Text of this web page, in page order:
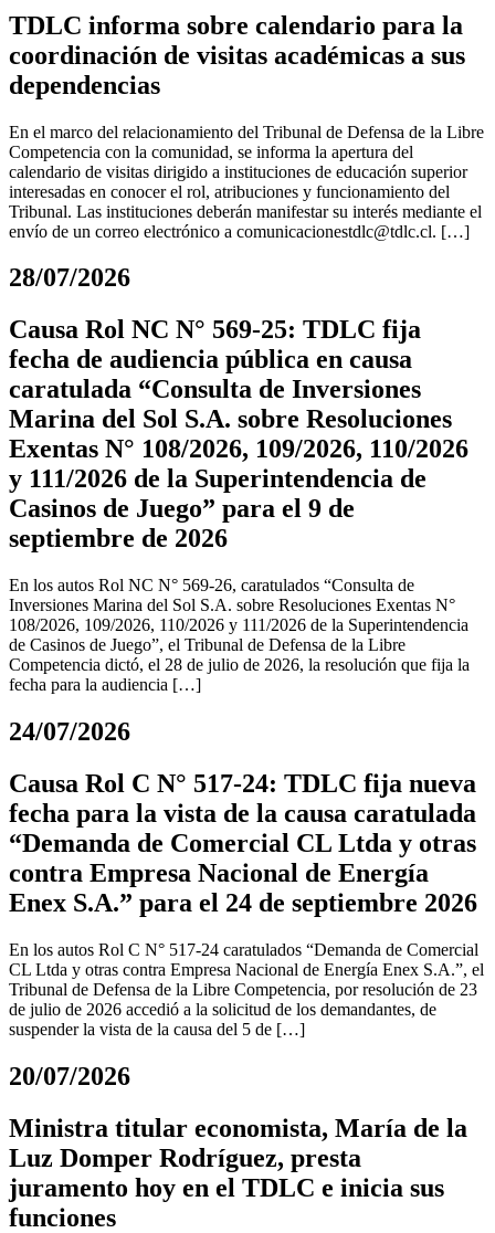
TDLC informa sobre calendario para la
coordinación de visitas académicas a sus
dependencias
En el marco del relacionamiento del Tribunal de Defensa de la Libre
Competencia con la comunidad, se informa la apertura del
calendario de visitas dirigido a instituciones de educación superior
interesadas en conocer el rol, atribuciones y funcionamiento del
Tribunal. Las instituciones deberán manifestar su interés mediante el
envío de un correo electrónico a comunicacionestdlc@tdlc.cl. […]
28/07/2026
Causa Rol NC N° 569-25: TDLC fija
fecha de audiencia pública en causa
caratulada “Consulta de Inversiones
Marina del Sol S.A. sobre Resoluciones
Exentas N° 108/2026, 109/2026, 110/2026
y 111/2026 de la Superintendencia de
Casinos de Juego” para el 9 de
septiembre de 2026
En los autos Rol NC N° 569-26, caratulados “Consulta de
Inversiones Marina del Sol S.A. sobre Resoluciones Exentas N°
108/2026, 109/2026, 110/2026 y 111/2026 de la Superintendencia
de Casinos de Juego”, el Tribunal de Defensa de la Libre
Competencia dictó, el 28 de julio de 2026, la resolución que fija la
fecha para la audiencia […]
24/07/2026
Causa Rol C N° 517-24: TDLC fija nueva
fecha para la vista de la causa caratulada
“Demanda de Comercial CL Ltda y otras
contra Empresa Nacional de Energía
Enex S.A.” para el 24 de septiembre 2026
En los autos Rol C N° 517-24 caratulados “Demanda de Comercial
CL Ltda y otras contra Empresa Nacional de Energía Enex S.A.”, el
Tribunal de Defensa de la Libre Competencia, por resolución de 23
de julio de 2026 accedió a la solicitud de los demandantes, de
suspender la vista de la causa del 5 de […]
20/07/2026
Ministra titular economista, María de la
Luz Domper Rodríguez, presta
juramento hoy en el TDLC e inicia sus
funciones